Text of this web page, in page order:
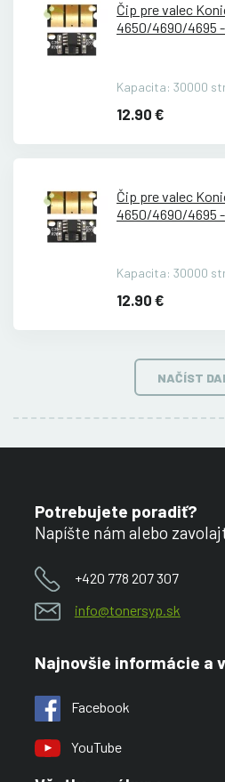
Čip pre valec
4650/4690/
Kapacita: 30000
12.90 €
Čip pre valec
4650/4690/
Kapacita: 30000
12.90 €
NAČÍST
Potrebujete poradiť?
Napíšte nám alebo
+420 778 207 307
info@tonersyp.sk
Najnovšie informácie a
Facebook
YouTube